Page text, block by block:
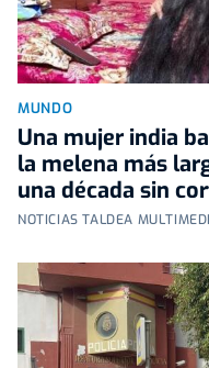
MUNDO
Una mujer india
la melena más
una década sin
NOTICIAS TALDEA